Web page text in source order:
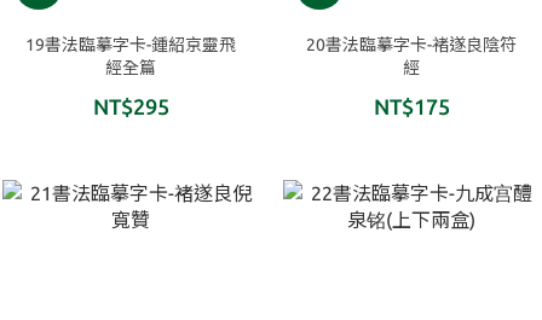
19書法臨摹字卡-鍾紹京靈飛
經全篇
NT$295
20書法臨摹字卡-褚遂良陰符
經
NT$175